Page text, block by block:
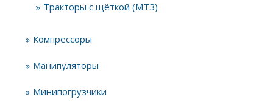
Тракторы с щёткой (МТЗ)
Компрессоры
Манипуляторы
Минипогрузчики